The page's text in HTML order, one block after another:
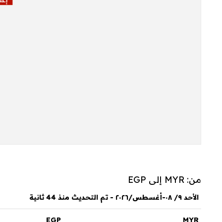
من: MYR إلى EGP
الأحد ٩/ ٠٨-أغسطس/٢٠٢٦ - تم التحديث منذ 44 ثانية
MYR
EGP